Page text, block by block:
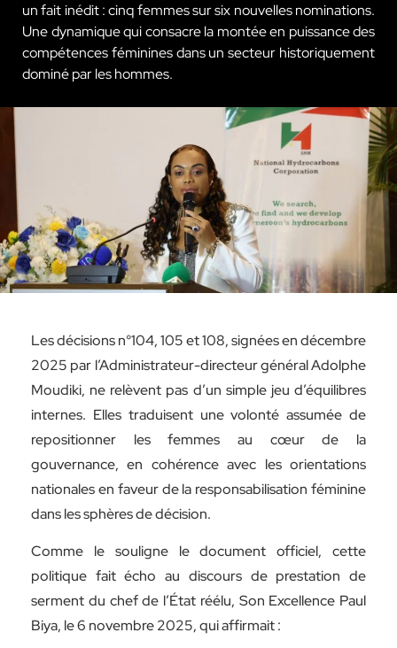
un fait inédit : cinq femmes sur six nouvelles nominations.
Une dynamique qui consacre la montée en puissance des
compétences féminines dans un secteur historiquement
dominé par les hommes.
Les décisions n°104, 105 et 108, signées en décembre
2025 par l’Administrateur-directeur général Adolphe
Moudiki, ne relèvent pas d’un simple jeu d’équilibres
internes. Elles traduisent une volonté assumée de
repositionner les femmes au cœur de la
gouvernance, en cohérence avec les orientations
nationales en faveur de la responsabilisation féminine
dans les sphères de décision.
Comme le souligne le document officiel, cette
politique fait écho au discours de prestation de
serment du chef de l’État réélu, Son Excellence Paul
Biya, le 6 novembre 2025, qui affirmait :